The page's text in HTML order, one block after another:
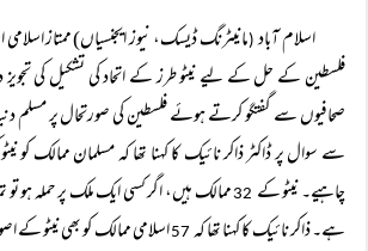
اسلام آباد(مانیٹرنگ ڈیسک، نیوز ایجنسیاں) ممتاز اسلامی
فلسطین کے حل کے لیے نیٹو طرز کے اتحاد کی تشکیل کی
صحافیوں سے گفتگو کرتے ہوئے فلسطین کی صورتحال پر مسلم
سے سوال پر ڈاکٹر ذاکر نائیک کا کہنا تھا کہ مسلمان ممالک کو
چاہیے۔ نیٹو کے
ممالک ہیں، اگر کسی ایک ملک پر حملہ ہو تو
ہے۔ ذاکر نائیک کا کہنا تھا کہ
اسلامی ممالک کو بھی نیٹو کے